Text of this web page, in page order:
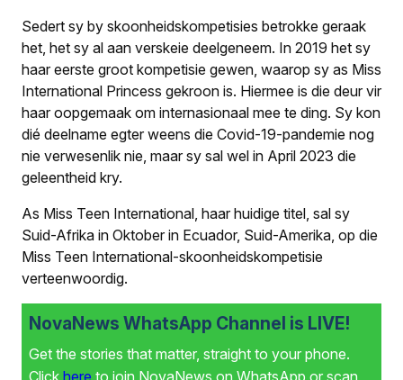
Sedert sy by skoonheidskompetisies betrokke geraak
het, het sy al aan verskeie deelgeneem. In 2019 het sy
haar eerste groot kompetisie gewen, waarop sy as Miss
International Princess gekroon is. Hiermee is die deur vir
haar oopgemaak om internasionaal mee te ding. Sy kon
dié deelname egter weens die Covid-19-pandemie nog
nie verwesenlik nie, maar sy sal wel in April 2023 die
geleentheid kry.
As Miss Teen International, haar huidige titel, sal sy
Suid-Afrika in Oktober in Ecuador, Suid-Amerika, op die
Miss Teen International-skoonheidskompetisie
verteenwoordig.
NovaNews WhatsApp Channel is LIVE!
Get the stories that matter, straight to your phone.
Click here to join NovaNews on WhatsApp or scan